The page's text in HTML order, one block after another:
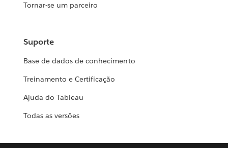
Tornar-se um parceiro
Suporte
Base de dados de conhecimento
Treinamento e Certificação
Ajuda do Tableau
Todas as versões